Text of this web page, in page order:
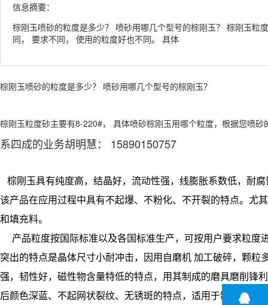
信息摘要：
棕刚玉喷砂的粒度是多少？ 喷砂用哪几个型号的棕刚玉？ 棕刚玉
同， 要求不同， 使用的粒度好也不同。 具体
棕刚玉喷砂的粒度是多少？ 喷砂用哪几个型号的棕刚玉？
棕刚玉粒度砂主要有8-220#， 具体喷砂棕刚玉用哪个粒度，根据您喷
系四成的业务胡明慧： 15890150757
棕刚玉具有纯度高，结晶好，流动性强，线膨胀系数低，耐
该产品在应用过程中具有不起爆、不粉化、不开裂的特点。尤
和填充料。
产品粒度按国际标准以及各国标准生产，可按用户要求粒度
突出的特点是晶体尺寸小耐冲击，因用自磨机 加工破碎，颗
强，韧性好，磁性物含量特低的特点，用其制成的磨具磨削锋
后颜色深蓝、不起网状裂纹、无锈斑的特点，适用于制造陶瓷